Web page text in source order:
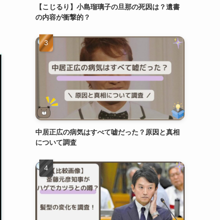
【こじるり】小島瑠璃子の旦那の死因は？遺書
の内容が衝撃的？
中居正広の病気はすべて嘘だった？原因と真相
について調査